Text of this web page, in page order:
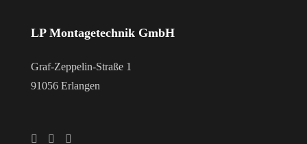
LP Montagetechnik GmbH
Graf-Zeppelin-Straße 1
91056 Erlangen